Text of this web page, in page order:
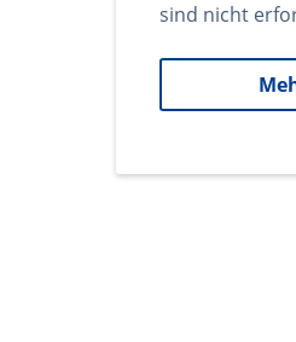
sind nicht